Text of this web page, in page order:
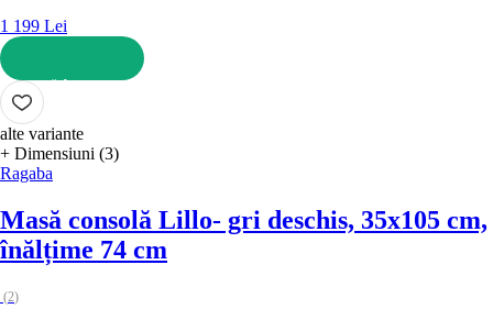
1 199 Lei
ADAUGĂ ÎN COȘ
alte variante
+ Dimensiuni (3)
Ragaba
Masă consolă Lillo- gri deschis, 35x105 cm,
înălțime 74 cm
(2)